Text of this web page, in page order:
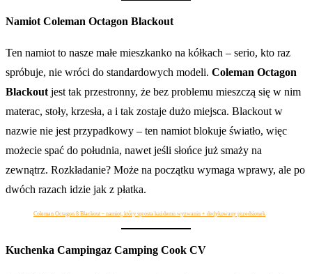
Namiot Coleman Octagon Blackout
Ten namiot to nasze małe mieszkanko na kółkach – serio, kto raz
spróbuje, nie wróci do standardowych modeli. Coleman Octagon
Blackout jest tak przestronny, że bez problemu mieszczą się w nim
materac, stoły, krzesła, a i tak zostaje dużo miejsca. Blackout w
nazwie nie jest przypadkowy – ten namiot blokuje światło, więc
możecie spać do południa, nawet jeśli słońce już smaży na
zewnątrz. Rozkładanie? Może na początku wymaga wprawy, ale po
dwóch razach idzie jak z płatka.
Coleman Octagon 8 Blackout – namiot, który sprosta każdemu wyzwaniu + dedykowany przedsionek
Kuchenka Campingaz Camping Cook CV